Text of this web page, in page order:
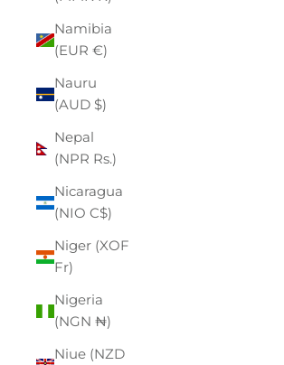
Namibia
(EUR €)
Nauru
(AUD $)
Nepal
(NPR Rs.)
Nicaragua
(NIO C$)
Niger (XOF
Fr)
Nigeria
(NGN ₦)
Niue (NZD